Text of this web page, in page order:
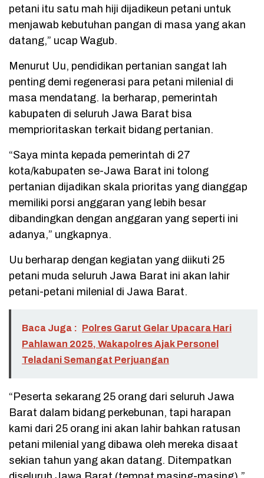
petani itu satu mah hiji dijadikeun petani untuk
menjawab kebutuhan pangan di masa yang akan
datang,” ucap Wagub.
Menurut Uu, pendidikan pertanian sangat lah
penting demi regenerasi para petani milenial di
masa mendatang. Ia berharap, pemerintah
kabupaten di seluruh Jawa Barat bisa
memprioritaskan terkait bidang pertanian.
“Saya minta kepada pemerintah di 27
kota/kabupaten se-Jawa Barat ini tolong
pertanian dijadikan skala prioritas yang dianggap
memiliki porsi anggaran yang lebih besar
dibandingkan dengan anggaran yang seperti ini
adanya,” ungkapnya.
Uu berharap dengan kegiatan yang diikuti 25
petani muda seluruh Jawa Barat ini akan lahir
petani-petani milenial di Jawa Barat.
Baca Juga : Polres Garut Gelar Upacara Hari
Pahlawan 2025, Wakapolres Ajak Personel
Teladani Semangat Perjuangan
“Peserta sekarang 25 orang dari seluruh Jawa
Barat dalam bidang perkebunan, tapi harapan
kami dari 25 orang ini akan lahir bahkan ratusan
petani milenial yang dibawa oleh mereka disaat
sekian tahun yang akan datang. Ditempatkan